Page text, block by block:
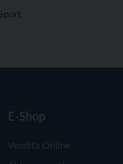
E-Shop
Vendita Online